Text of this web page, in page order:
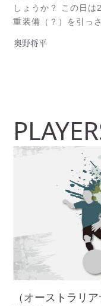
しょうか？ この日
重装備（？）を引っ
が、この日一眼レフ
奥野将平
（オーストラリ